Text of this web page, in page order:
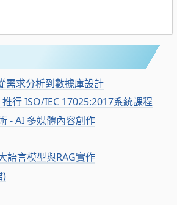
需求分析到數據庫設計
行 ISO/IEC 17025:2017系統課程
- AI 多媒體內容創作
語言模型與RAG實作
)